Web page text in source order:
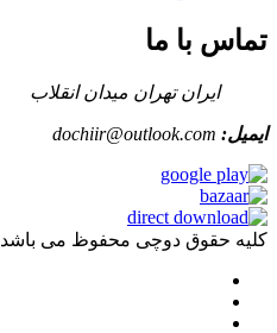
تماس با ما
ایران تهران میدان انقلاب
ایمیل: dochiir@outlook.com
کلیه حقوق دوچی محفوظ می باشد.